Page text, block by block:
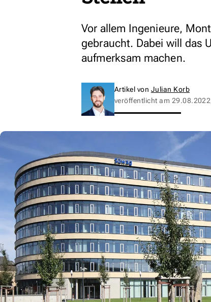
Vor allem Ingenieure,
gebraucht. Dabei will das
aufmerksam machen.
Artikel von Julian Korb
veröffentlicht am